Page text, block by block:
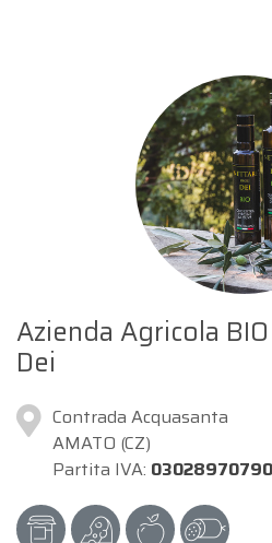
Azienda Agricola
Dei
Contrada Acquasanta
AMATO (CZ)
Partita IVA: 03028970790